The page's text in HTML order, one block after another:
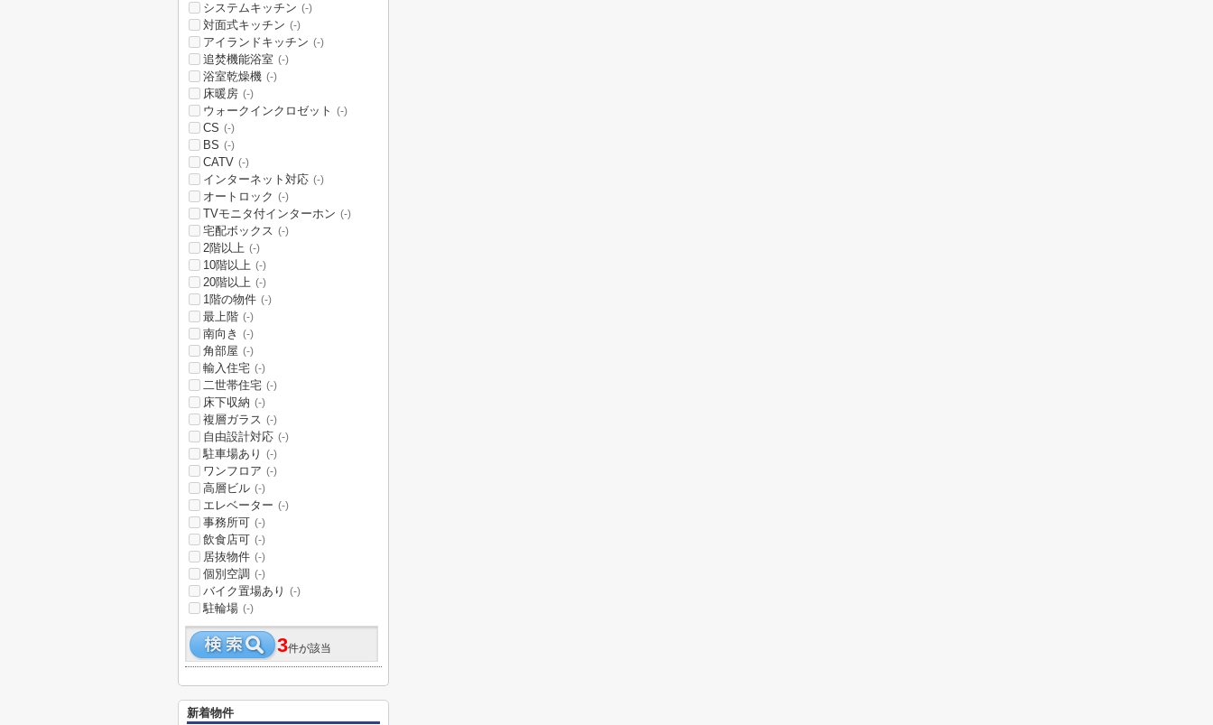
システムキッチン (-)
対面式キッチン (-)
アイランドキッチン (-)
追焚機能浴室 (-)
浴室乾燥機 (-)
床暖房 (-)
ウォークインクロゼット (-)
CS (-)
BS (-)
CATV (-)
インターネット対応 (-)
オートロック (-)
TVモニタ付インターホン (-)
宅配ボックス (-)
2階以上 (-)
10階以上 (-)
20階以上 (-)
1階の物件 (-)
最上階 (-)
南向き (-)
角部屋 (-)
輸入住宅 (-)
二世帯住宅 (-)
床下収納 (-)
複層ガラス (-)
自由設計対応 (-)
駐車場あり (-)
ワンフロア (-)
高層ビル (-)
エレベーター (-)
事務所可 (-)
飲食店可 (-)
居抜物件 (-)
個別空調 (-)
バイク置場あり (-)
駐輪場 (-)
3件が該当
新着物件